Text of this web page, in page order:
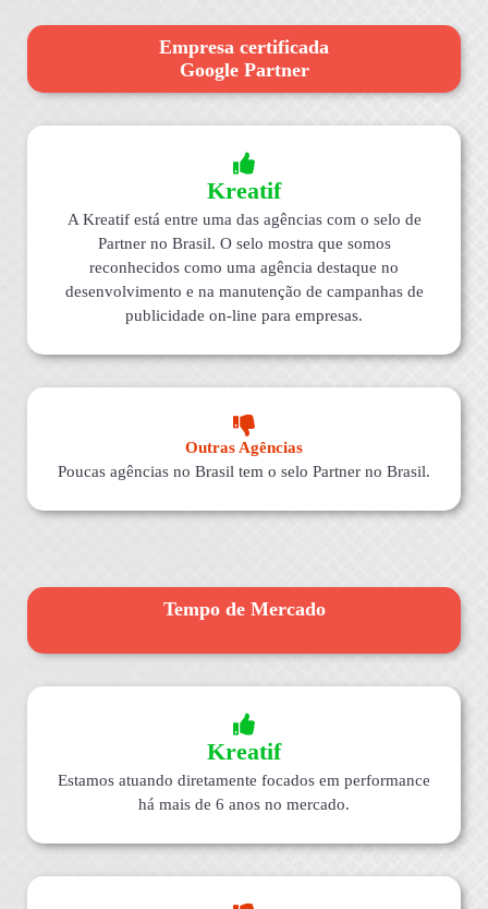
Empresa certificada
Google Partner
Kreatif
A Kreatif está entre uma das agências com o selo de
Partner no Brasil. O selo mostra que somos
reconhecidos como uma agência destaque no
desenvolvimento e na manutenção de campanhas de
publicidade on-line para empresas.
Outras Agências
Poucas agências no Brasil tem o selo Partner no Brasil.
Tempo de Mercado
Kreatif
Estamos atuando diretamente focados em performance
há mais de 6 anos no mercado.